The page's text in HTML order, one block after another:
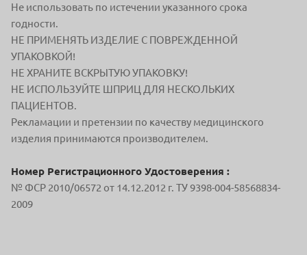
Не использовать по истечении указанного срока
годности.
НЕ ПРИМЕНЯТЬ ИЗДЕЛИЕ С ПОВРЕЖДЕННОЙ
УПАКОВКОЙ!
НЕ ХРАНИТЕ ВСКРЫТУЮ УПАКОВКУ!
НЕ ИСПОЛЬЗУЙТЕ ШПРИЦ ДЛЯ НЕСКОЛЬКИХ
ПАЦИЕНТОВ.
Рекламации и претензии по качеству медицинского
изделия принимаются производителем.
Номер Регистрационного Удостоверения :
№ ФСР 2010/06572 от 14.12.2012 г. ТУ 9398-004-58568834-
2009